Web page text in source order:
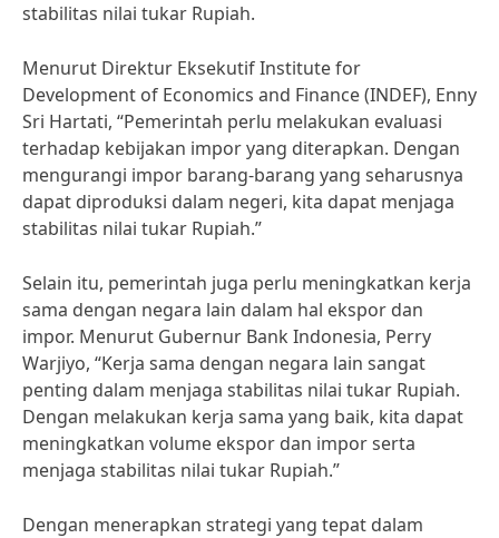
stabilitas nilai tukar Rupiah.
Menurut Direktur Eksekutif Institute for
Development of Economics and Finance (INDEF), Enny
Sri Hartati, “Pemerintah perlu melakukan evaluasi
terhadap kebijakan impor yang diterapkan. Dengan
mengurangi impor barang-barang yang seharusnya
dapat diproduksi dalam negeri, kita dapat menjaga
stabilitas nilai tukar Rupiah.”
Selain itu, pemerintah juga perlu meningkatkan kerja
sama dengan negara lain dalam hal ekspor dan
impor. Menurut Gubernur Bank Indonesia, Perry
Warjiyo, “Kerja sama dengan negara lain sangat
penting dalam menjaga stabilitas nilai tukar Rupiah.
Dengan melakukan kerja sama yang baik, kita dapat
meningkatkan volume ekspor dan impor serta
menjaga stabilitas nilai tukar Rupiah.”
Dengan menerapkan strategi yang tepat dalam